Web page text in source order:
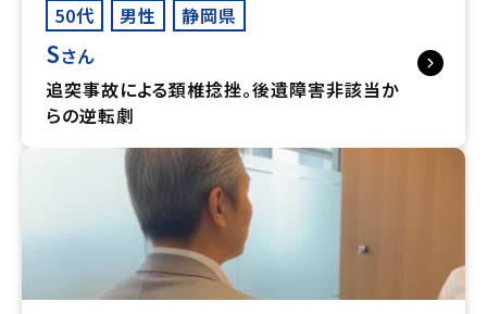
50代 男性 静岡県
Sさん
追突事故による頚椎捻挫。後遺障害非該当か
らの逆転劇